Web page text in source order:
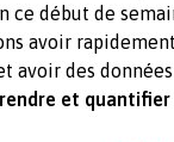
ce début de
avoir
avoir des
et quantifier